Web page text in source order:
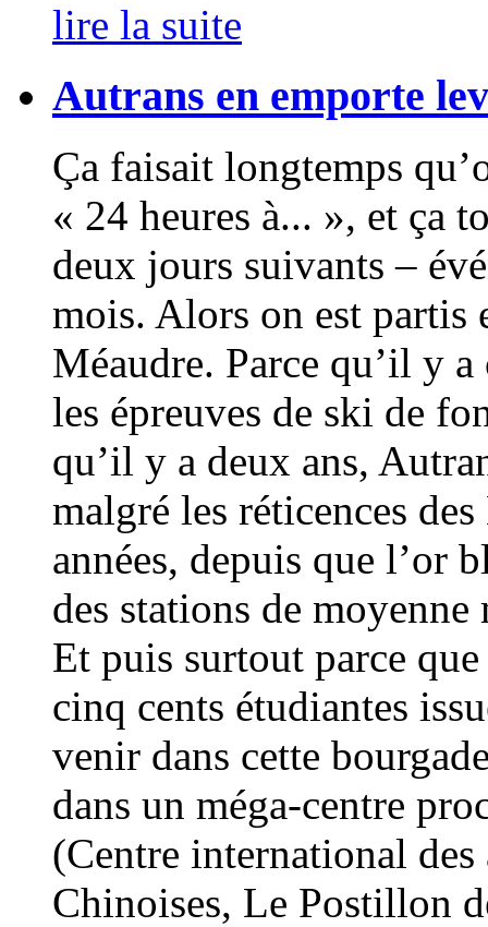
lire la suite
Autrans en emporte
Ça faisait longtemps
« 24 heures à... », et ça
deux jours suivants –
mois. Alors on est partis
Méaudre. Parce qu’il y
les épreuves de ski de
qu’il y a deux ans,
malgré les réticences
années, depuis que l’or
des stations de
Et puis surtout parce
cinq cents étudiantes
venir dans cette
dans un méga-centre
(Centre international
Chinoises, Le Postillon